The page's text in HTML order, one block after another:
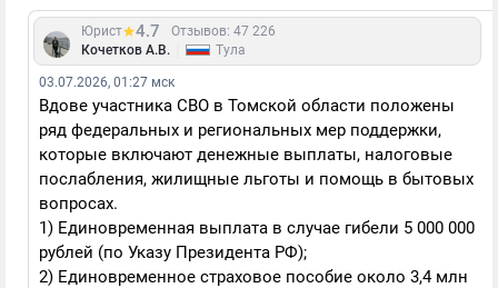
Юрист 4.7
Отзывов: 47 226
Кочетков А.В.
Тула
03.07.2026, 01:27 мск
Вдове участника СВО в Томской области положены
ряд федеральных и региональных мер поддержки,
которые включают денежные выплаты, налоговые
послабления, жилищные льготы и помощь в бытовых
вопросах.
1) Единовременная выплата в случае гибели 5 000 000
рублей (по Указу Президента РФ);
2) Единовременное страховое пособие около 3,4 млн